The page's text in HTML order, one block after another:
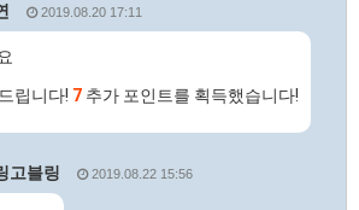
2019.08.20 17:11
립니다! 7 추가 포인트를 획득했습니다!
고블링 2019.08.22 15:56